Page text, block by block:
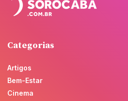
Categorias
Artigos
Bem-Estar
Cinema